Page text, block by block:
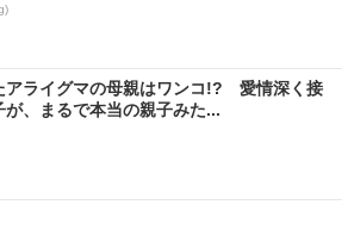
アライグマの母親はワンコ!? 愛情深く接
が、まるで本当の親子みた...